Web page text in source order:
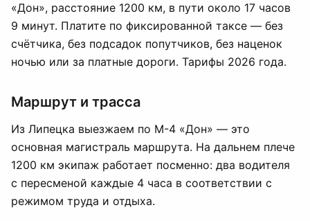
«Дон», расстояние 1200 км, в пути около 17 часов
9 минут. Платите по фиксированной таксе — без
счётчика, без подсадок попутчиков, без наценок
ночью или за платные дороги. Тарифы 2026 года.
Маршрут и трасса
Из Липецка выезжаем по М-4 «Дон» — это
основная магистраль маршрута. На дальнем плече
1200 км экипаж работает посменно: два водителя
с пересменой каждые 4 часа в соответствии с
режимом труда и отдыха.